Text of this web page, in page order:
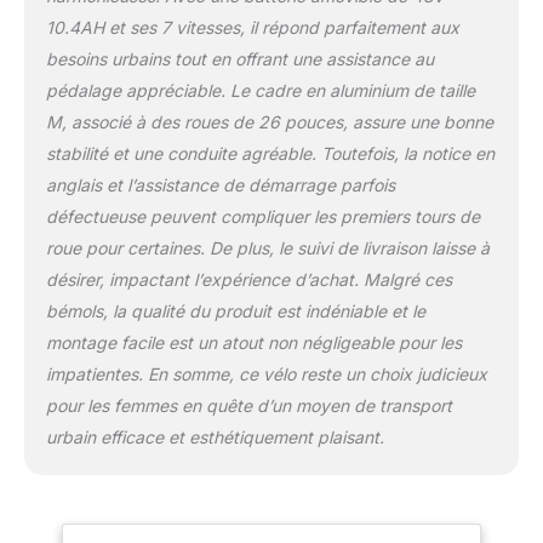
quotidien, idéal pour les
navetteurs urbains 【26''
vélo électrique adulte est
équipé de pneus de 26
pouces qui peuvent faire
face à une variété de
surfaces de route. Avec
de gros pneus, il peut
passer sur les bosses en
douceur et facilement
【Confortable et sûr】Le
Xcity vélo électrique pour
femme est conçu avec
une selle à suspension et
un siège souple, vous
permettant d'avoir une
10.4AH et ses 7 vitesses, il répond parfaitement aux
besoins urbains tout en offrant une assistance au
pédalage appréciable. Le cadre en aluminium de taille
M, associé à des roues de 26 pouces, assure une bonne
stabilité et une conduite agréable. Toutefois, la notice en
anglais et l’assistance de démarrage parfois
défectueuse peuvent compliquer les premiers tours de
roue pour certaines. De plus, le suivi de livraison laisse à
désirer, impactant l’expérience d’achat. Malgré ces
bémols, la qualité du produit est indéniable et le
montage facile est un atout non négligeable pour les
impatientes. En somme, ce vélo reste un choix judicieux
pour les femmes en quête d’un moyen de transport
urbain efficace et esthétiquement plaisant.